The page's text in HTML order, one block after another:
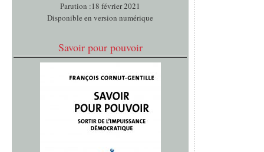
Parution :18 février 2021
Disponible en version numérique
Savoir pour pouvoir